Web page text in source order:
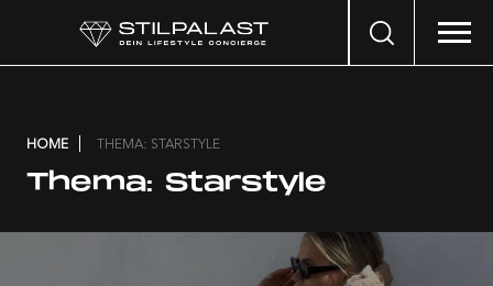
Search
HOME THEMA: STARSTYLE
Thema: Starstyle